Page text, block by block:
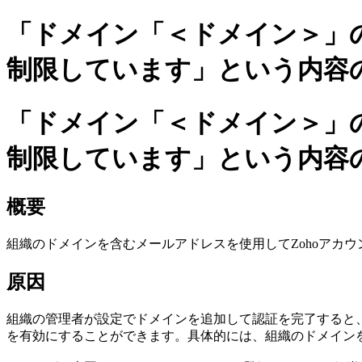
「ドメイン「＜ドメイン＞
制限しています」という内
「ドメイン「＜ドメイン＞
制限しています」という内
概要
組織のドメインを含むメールアドレスを使用してZohoアカ
原因
組織の管理者が設定でドメインを追加して認証を完了する
を有効にすることができます。具体的には、組織のドメイ